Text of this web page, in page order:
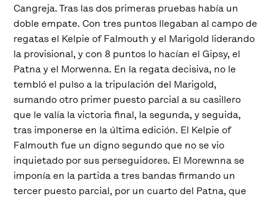
Cangreja. Tras las dos primeras pruebas había un
doble empate. Con tres puntos llegaban al campo de
regatas el Kelpie of Falmouth y el Marigold liderando
la provisional, y con 8 puntos lo hacían el Gipsy, el
Patna y el Morwenna. En la regata decisiva, no le
tembló el pulso a la tripulación del Marigold,
sumando otro primer puesto parcial a su casillero
que le valía la victoria final, la segunda, y seguida,
tras imponerse en la última edición. El Kelpie of
Falmouth fue un digno segundo que no se vio
inquietado por sus perseguidores. El Morewnna se
imponía en la partida a tres bandas firmando un
tercer puesto parcial, por un cuarto del Patna, que